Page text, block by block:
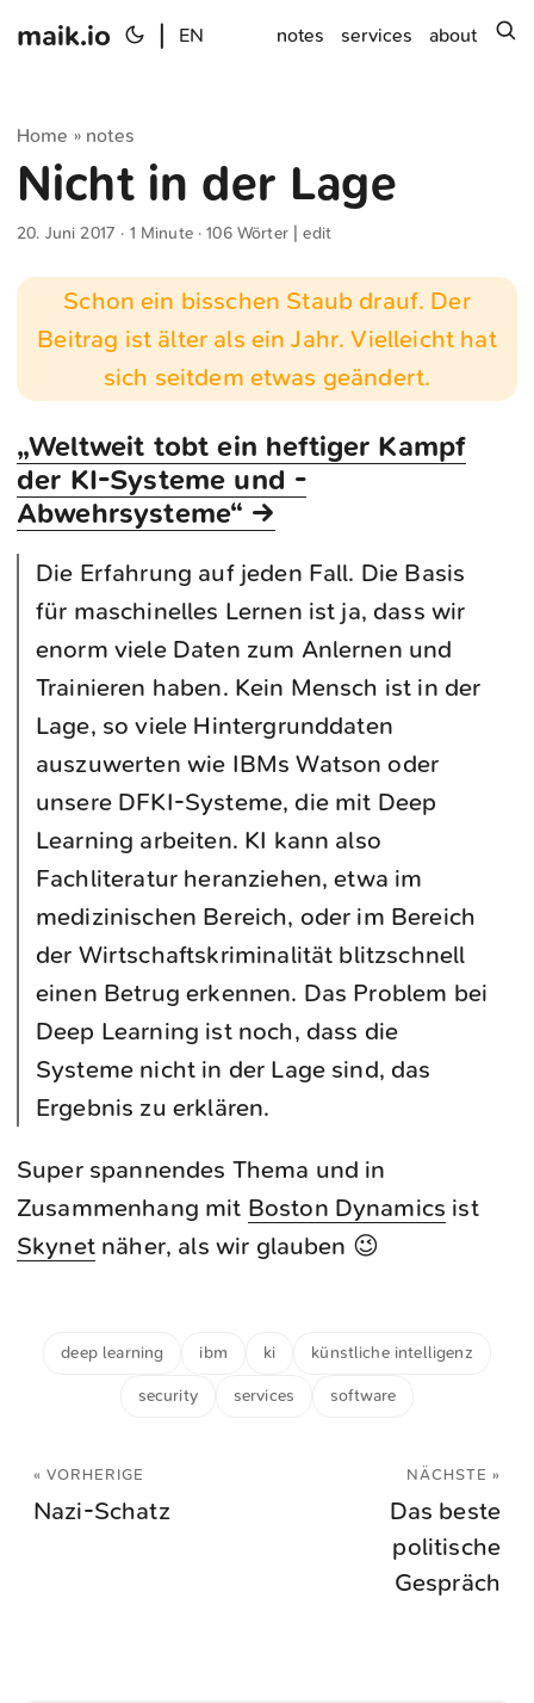
maik.io EN notes services about
Home » notes
Nicht in der Lage
20. Juni 2017 · 1 Minute · 106 Wörter |edit
Schon ein bisschen Staub drauf. Der
Beitrag ist älter als ein Jahr. Vielleicht hat
sich seitdem etwas geändert.
„Weltweit tobt ein heftiger Kampf
der KI-Systeme und -
Abwehrsysteme“ →
Die Erfahrung auf jeden Fall. Die Basis
für maschinelles Lernen ist ja, dass wir
enorm viele Daten zum Anlernen und
Trainieren haben. Kein Mensch ist in der
Lage, so viele Hintergrunddaten
auszuwerten wie IBMs Watson oder
unsere DFKI-Systeme, die mit Deep
Learning arbeiten. KI kann also
Fachliteratur heranziehen, etwa im
medizinischen Bereich, oder im Bereich
der Wirtschaftskriminalität blitzschnell
einen Betrug erkennen. Das Problem bei
Deep Learning ist noch, dass die
Systeme nicht in der Lage sind, das
Ergebnis zu erklären.
Super spannendes Thema und in
Zusammenhang mit Boston Dynamics ist
Skynetnäher, als wir glauben 😉
deep learning ibm ki künstliche intelligenz
security services software
« VORHERIGE
Nazi-Schatz
NÄCHSTE »
Das beste
politische
Gespräch